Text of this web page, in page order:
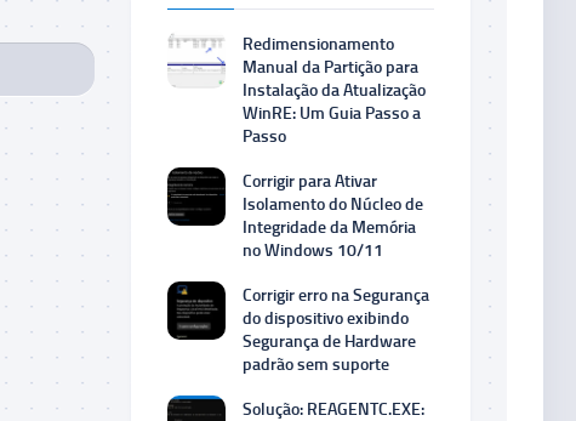
Redimensionamento
Manual da Partição para
Instalação da Atualização
WinRE: Um Guia Passo a
Passo
Corrigir para Ativar
Isolamento do Núcleo de
Integridade da Memória
no Windows 10/11
Corrigir erro na Segurança
do dispositivo exibindo
Segurança de Hardware
padrão sem suporte
Solução: REAGENTC.EXE: